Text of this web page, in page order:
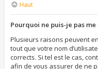
Haut
Pourquoi ne puis-je pas
Plusieurs raisons peuvent
tout que votre nom
corrects. Si tel est le cas,
afin de vous assurer de ne